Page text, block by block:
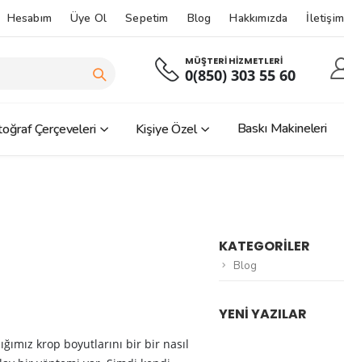
Hesabım Üye Ol Sepetim Blog Hakkımızda İletişim
MÜŞTERİ HİZMETLERİ
0(850) 303 55 60
Çerçeveleri Kişiye Özel Baskı Makineleri
krop boyutlarını bir bir nasıl
KATEGORİLER
Blog
YENI YAZILAR